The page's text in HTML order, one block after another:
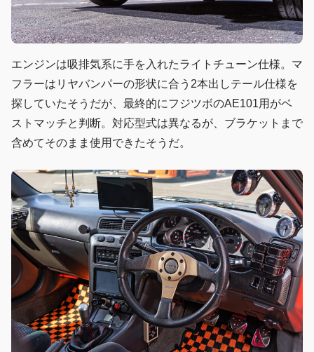
エンジンは吸排気系に手を入れたライトチューン仕様。マ
フラーはリヤバンパーの形状に合う2本出しテール仕様を
探していたそうだが、最終的にフジツボのAE101用がベ
ストマッチと判断。対応型式は異なるが、ブラケットまで
含めてそのまま使用できたそうだ。